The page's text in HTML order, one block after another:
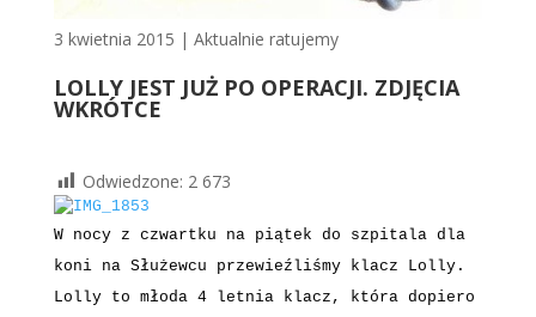
3 kwietnia 2015 | Aktualnie ratujemy
LOLLY JEST JUŻ PO OPERACJI. ZDJĘCIA
WKRÓTCE
Odwiedzone: 2 673
W nocy z czwartku na piątek do szpitala dla
koni na Służewcu przewieźliśmy klacz Lolly.
Lolly to młoda 4 letnia klacz, która dopiero